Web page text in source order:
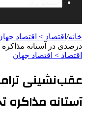
خانه/ اقتصاد > اقتصاد
درصدی در آستانه مذاکره
اقتصاد > اقتصاد جهان
آستانه مذاکره